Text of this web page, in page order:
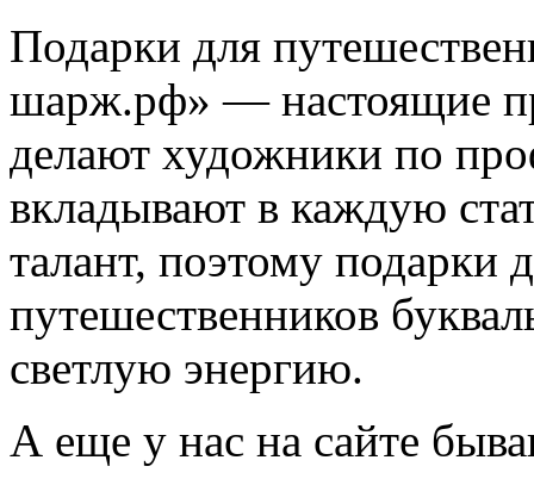
Подарки для
шарж.рф» — настоящие
делают художники по
вкладывают в каждую
талант, поэтому подарки
путешественников
светлую энергию.
А еще у нас на сайте